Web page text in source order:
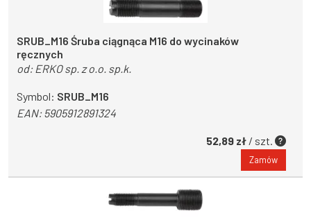
SRUB_M16 Śruba ciągnąca M16 do wycinaków
ręcznych
od: ERKO sp. z o.o. sp.k.
Symbol: SRUB_M16
EAN:5905912891324
52,89 zł / szt.
Zamów